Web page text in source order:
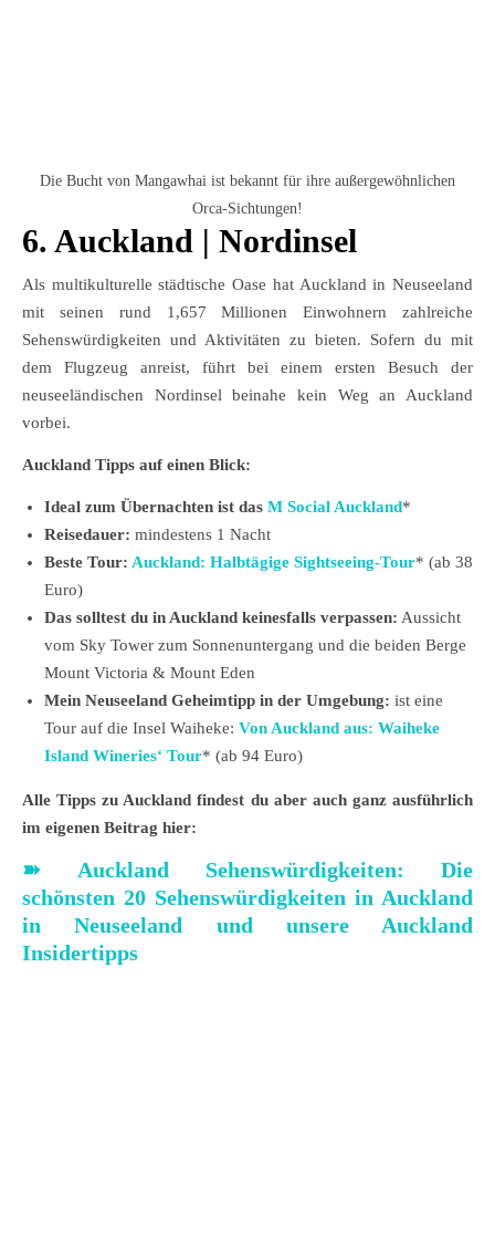
Die Bucht von Mangawhai ist bekannt für ihre außergewöhnlichen
Orca-Sichtungen!
6. Auckland | Nordinsel
Als multikulturelle städtische Oase hat Auckland in Neuseeland
mit seinen rund 1,657 Millionen Einwohnern zahlreiche
Sehenswürdigkeiten und Aktivitäten zu bieten. Sofern du mit
dem Flugzeug anreist, führt bei einem ersten Besuch der
neuseeländischen Nordinsel beinahe kein Weg an Auckland
vorbei.
Auckland Tipps auf einen Blick:
Ideal zum Übernachten ist das M Social Auckland*
Reisedauer: mindestens 1 Nacht
Beste Tour: Auckland: Halbtägige Sightseeing-Tour* (ab 38
Euro)
Das solltest du in Auckland keinesfalls verpassen: Aussicht
vom Sky Tower zum Sonnenuntergang und die beiden Berge
Mount Victoria & Mount Eden
Mein Neuseeland Geheimtipp in der Umgebung: ist eine
Tour auf die Insel Waiheke: Von Auckland aus: Waiheke
Island Wineries‘ Tour* (ab 94 Euro)
Alle Tipps zu Auckland findest du aber auch ganz ausführlich
im eigenen Beitrag hier:
➽
Auckland Sehenswürdigkeiten: Die
schönsten 20 Sehenswürdigkeiten in Auckland
in Neuseeland und unsere Auckland
Insidertipps